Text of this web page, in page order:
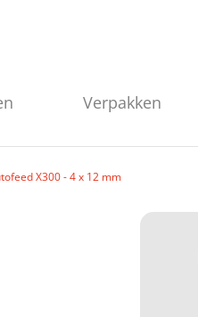
Verpakken
X300 - 4 x 12 mm